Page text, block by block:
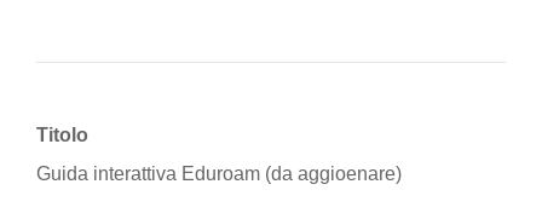
Titolo
Guida interattiva Eduroam (da aggioenare)